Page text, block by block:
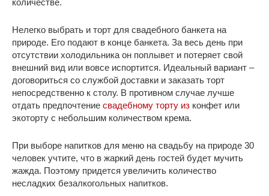
количестве.
Нелегко выбрать и торт для свадебного банкета на
природе. Его подают в конце банкета. За весь день при
отсутствии холодильника он поплывет и потеряет свой
внешний вид или вовсе испортится. Идеальный вариант –
договориться со службой доставки и заказать торт
непосредственно к столу. В противном случае лучше
отдать предпочтение свадебному торту из конфет или
экоторту с небольшим количеством крема.
При выборе напитков для меню на свадьбу на природе 30
человек учтите, что в жаркий день гостей будет мучить
жажда. Поэтому придется увеличить количество
несладких безалкогольных напитков.